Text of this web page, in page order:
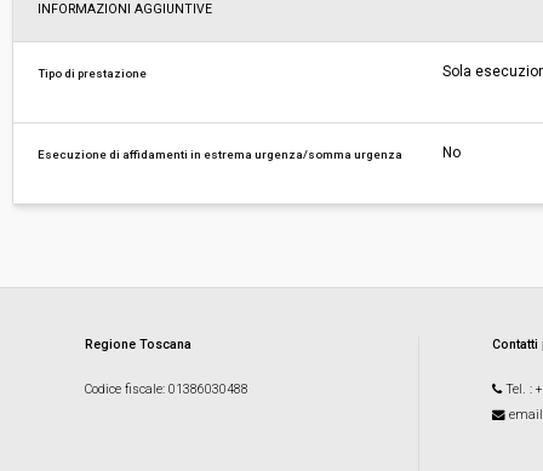
INFORMAZIONI AGGIUNTIVE
Tipo di prestazione Sola
Esecuzione di affidamenti in estrema urgenza/somma urgenza No
Regione Toscana
Codice fiscale: 01386030488 Tel. :
email